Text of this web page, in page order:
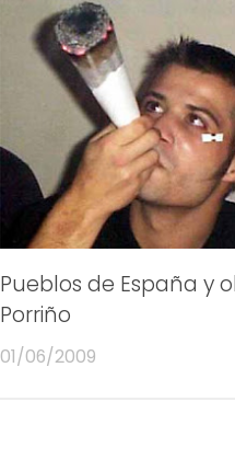
Pueblos de España y
Porriño
01/06/2009